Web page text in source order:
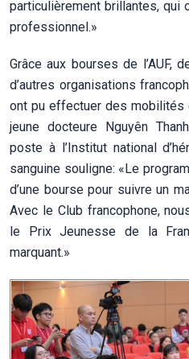
particulièrement brillantes, qui
professionnel.»
Grâce aux bourses de l’AUF,
d’autres organisations
ont pu effectuer des mobilités
jeune docteure Nguyên
poste à l’Institut national
sanguine souligne: «Le
d’une bourse pour suivre un
Avec le Club francophone,
le Prix Jeunesse de la
marquant.»